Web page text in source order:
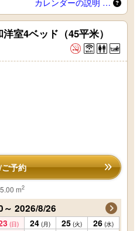
カレンダーの説明 …
室4ベッド（45平米）
予約
m2
2026/8/26
(日) 24 (月) 25 (火) 26 (水)